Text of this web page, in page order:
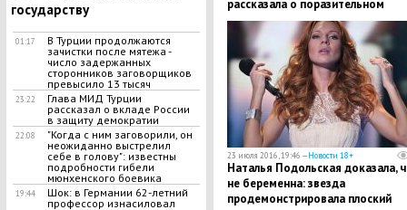
государству
01:17
В Турции продолжаются
зачистки после мятежа -
число задержанных
сторонников заговорщиков
превысило 13 тысяч
23:22
Глава МИД Турции
рассказал о вкладе России
в защиту демократии
22:08
"Когда с ним заговорили, он
неожиданно выстрелил
себе в голову": известны
подробности гибели
мюнхенского боевика
19:44
Шок: в Германии 62-летний
профессор изнасиловал
рассказала о поразительном
сходстве сына со знаменитым
отцом
23 июля 2016, 19:46 —Новости 18+
Наталья Подольская доказала,
не беременна: звезда
продемонстрировала плоский